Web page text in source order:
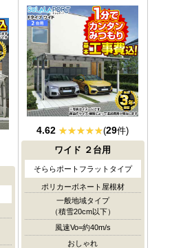
4.62 (29件)
ワイド ２台用
そららポートフラットタイプ
ポリカーボネート屋根材
一般地域タイプ
（積雪20cm以下）
風速Vo=約40m/s
おしゃれ